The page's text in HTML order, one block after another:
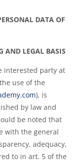
DATA OF
AND LEGAL BASIS
interested party at
use of the
), is
by law and
be noted that
with the general
adequacy,
to in art. 5 of the